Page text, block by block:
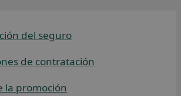
del seguro
de contratación
la promoción